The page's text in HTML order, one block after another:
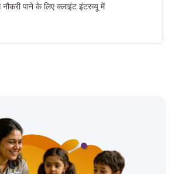
पाने के लिए क्लाइंट इंटरव्यू में